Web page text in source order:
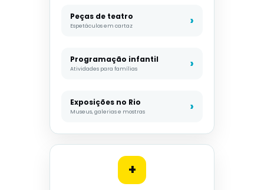
Peças de teatro
Espetáculos em cartaz
Programação infantil
Atividades para famílias
Exposições no Rio
Museus, galerias e mostras
+